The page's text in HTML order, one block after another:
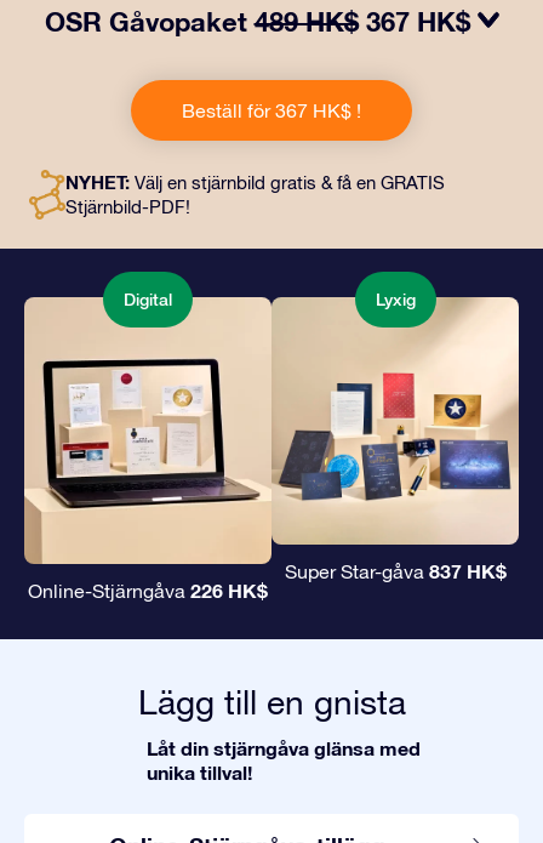
OSR Gåvopaket489 HK$ 367 HK$
gåva ingår ett vackert kuvert och personliga dokument
som skickas till en adress som du väljer, samt digitala
dokument och fri användning av våra appar. Det är ett
kära.
Beställ för 367 HK$ !
NYHET: Välj en stjärnbild gratis & få en GRATIS
Stjärnbild-PDF!
Digital
Online-Stjärngåva 226 HK$
Lyxig
Super Star-gåva 837 HK$
Lägg till en gnista
Låt din stjärngåva glänsa med
unika tillval!